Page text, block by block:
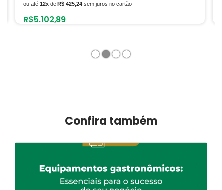
ou até 12x de R$ 425,24 sem juros no cartão
R$5.102,89
1 2 3 4
Confira também